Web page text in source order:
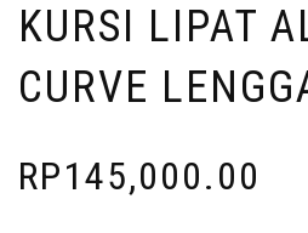
KURSI LIPAT
CURVE
RP145,000.00